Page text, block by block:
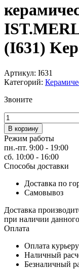
(I631)
Артикул: I631
Категорий:
Звоните
Количество
товара
керамическая
плитка
IST.MERLETTO
GIADA
(I631)
Kерамическая
плитка
В корзину
Режим работы
пн.-пт. 9:00 - 19:00
сб. 10:00 - 16:00
Способы доставки
Доставка по
Самовывоз
Доставка
при наличии
Оплата
Оплата
Наличный
Безналичный